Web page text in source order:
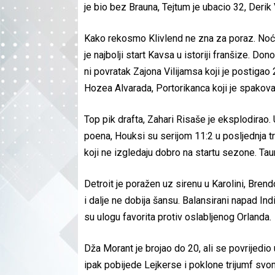
je bio bez Brauna, Tejtum je ubacio 32, Derik
Kako rekosmo Klivlend ne zna za poraz.
je najbolji start Kavsa u istoriji franšize.
ni povratak Zajona Vilijamsa koji je
Hozea Alvarada, Portorikanca koji je
Top pik drafta, Zahari Risaše je
poena, Houksi su serijom 11:2 u posljednja
koji ne izgledaju dobro na startu sezone.
Detroit je poražen uz sirenu u Karolini,
i dalje ne dobija šansu. Balansirani napad
su ulogu favorita protiv oslabljenog Orlanda.
Dža Morant je brojao do 20, ali se
ipak pobijede Lejkerse i poklone trijumf